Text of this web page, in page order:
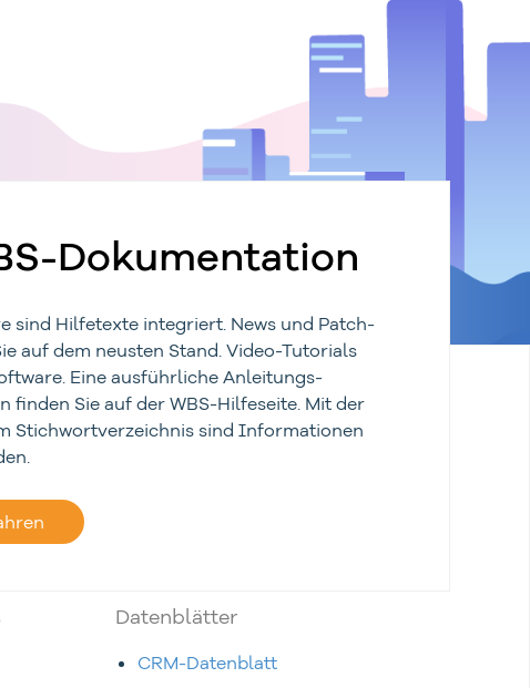
Dokumentation
sind Hilfetexte integriert. News und Patch-
auf dem neusten Stand. Video-Tutorials
Eine ausführliche Anleitungs-
finden Sie auf der WBS-Hilfeseite. Mit der
Stichwortverzeichnis sind Informationen
Datenblätter
CRM-Datenblatt